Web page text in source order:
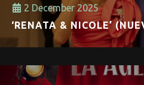
2 December 2025
‘RENATA & NICOLE’